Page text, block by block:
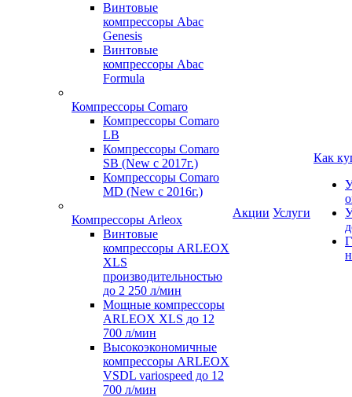
Винтовые
компрессоры Abac
Genesis
Винтовые
компрессоры Abac
Formula
Компрессоры Comaro
Компрессоры Comaro
LB
Компрессоры Comaro
SB (New с 2017г.)
Компрессоры Comaro
MD (New с 2016г.)
Компрессоры Arleox
Винтовые
компрессоры ARLEOX
XLS
производительностью
до 2 250 л/мин
Мощные компрессоры
ARLEOX XLS до 12
700 л/мин
Высокоэкономичные
компрессоры ARLEOX
VSDL variospeed до 12
700 л/мин
Акции Услуги
Как